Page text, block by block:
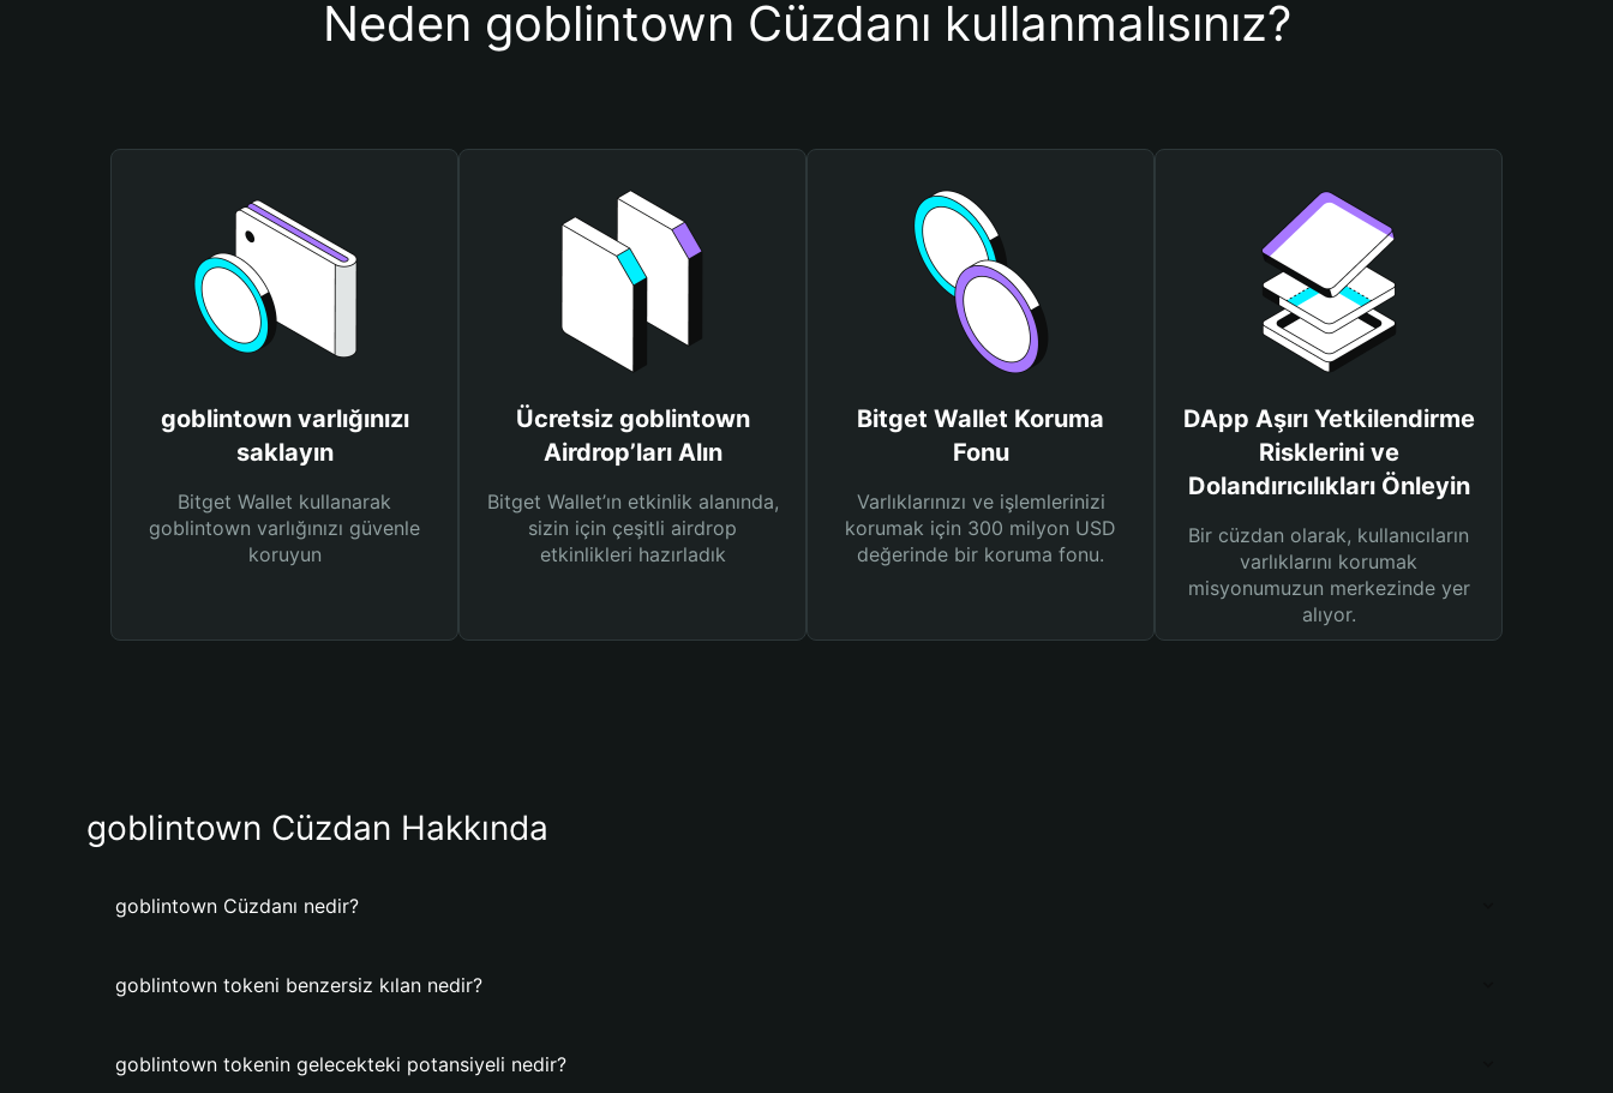
Neden goblintown Cüzdanı kullanmalısınız?
goblintown varlığınızı
saklayın
Bitget Wallet kullanarak
goblintown varlığınızı güvenle
koruyun
Ücretsiz goblintown
Airdrop’ları Alın
Bitget Wallet’ın etkinlik alanında,
sizin için çeşitli airdrop
etkinlikleri hazırladık
Bitget Wallet Koruma
Fonu
Varlıklarınızı ve işlemlerinizi
korumak için 300 milyon USD
değerinde bir koruma fonu.
DApp Aşırı Yetkilendirme
Risklerini ve
Dolandırıcılıkları Önleyin
Bir cüzdan olarak, kullanıcıların
varlıklarını korumak
misyonumuzun merkezinde yer
alıyor.
goblintown Cüzdan Hakkında
goblintown Cüzdanı nedir?
goblintown tokeni benzersiz kılan nedir?
goblintown tokenin gelecekteki potansiyeli nedir?